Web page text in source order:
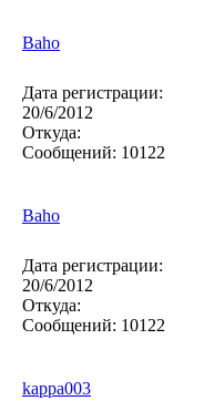
Baho
Дата регистрации:
20/6/2012
Откуда:
Сообщений: 10122
Baho
Дата регистрации:
20/6/2012
Откуда:
Сообщений: 10122
kappa003